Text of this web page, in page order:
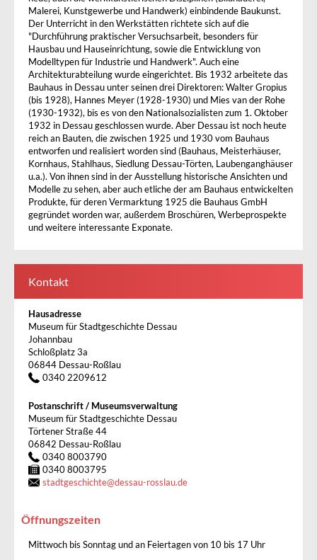
Malerei, Kunstgewerbe und Handwerk) einbindende Baukunst.
Der Unterricht in den Werkstätten richtete sich auf die
"Durchführung praktischer Versuchsarbeit, besonders für
Hausbau und Hauseinrichtung, sowie die Entwicklung von
Modelltypen für Industrie und Handwerk". Auch eine
Architekturabteilung wurde eingerichtet. Bis 1932 arbeitete das
Bauhaus in Dessau unter seinen drei Direktoren: Walter Gropius
(bis 1928), Hannes Meyer (1928-1930) und Mies van der Rohe
(1930-1932), bis es von den Nationalsozialisten zum 1. Oktober
1932 in Dessau geschlossen wurde. Aber Dessau ist noch heute
reich an Bauten, die zwischen 1925 und 1930 vom Bauhaus
entworfen und realisiert worden sind (Bauhaus, Meisterhäuser,
Kornhaus, Stahlhaus, Siedlung Dessau-Törten, Laubenganghäuser
u.a.). Von ihnen sind in der Ausstellung historische Ansichten und
Modelle zu sehen, aber auch etliche der am Bauhaus entwickelten
Produkte, für deren Vermarktung 1925 die Bauhaus GmbH
gegründet worden war, außerdem Broschüren, Werbeprospekte
und weitere interessante Exponate.
Kontakt
Hausadresse
Museum für Stadtgeschichte Dessau
Johannbau
Schloßplatz 3a
06844 Dessau-Roßlau
0340 2209612
Postanschrift / Museumsverwaltung
Museum für Stadtgeschichte Dessau
Törtener Straße 44
06842 Dessau-Roßlau
0340 8003790
0340 8003795
stadtgeschichte@dessau-rosslau.de
Öffnungszeiten
Mittwoch bis Sonntag und an Feiertagen von 10 bis 17 Uhr